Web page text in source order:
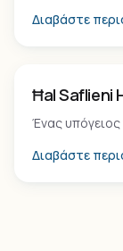
Διαβάστε
Ħal Saflieni
Ένας
Διαβάστε